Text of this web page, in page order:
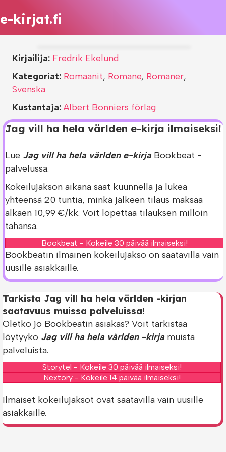
e-kirjat.fi
Jag vill ha hela världen e-kirja ilmaiseksi!
Lue Jag vill ha hela världen e-kirja Bookbeat -
palvelussa.
Kokeilujakson aikana saat kuunnella ja lukea
yhteensä 20 tuntia, minkä jälkeen tilaus maksaa
alkaen 10,99 €/kk. Voit lopettaa tilauksen milloin
tahansa.
Bookbeat - Kokeile 30 päivää ilmaiseksi!
Bookbeatin ilmainen kokeilujakso on saatavilla vain
uusille asiakkaille.
Kirjailija: Fredrik Ekelund
Kategoriat: Romaanit, Romane, Romaner,
Svenska
Kustantaja: Albert Bonniers förlag
Tarkista Jag vill ha hela världen -kirjan
saatavuus muissa palveluissa!
Oletko jo Bookbeatin asiakas? Voit tarkistaa
löytyykö Jag vill ha hela världen -kirja muista
palveluista.
Storytel - Kokeile 30 päivää ilmaiseksi!
Nextory - Kokeile 14 päivää ilmaiseksi!
Ilmaiset kokeilujaksot ovat saatavilla vain uusille
asiakkaille.